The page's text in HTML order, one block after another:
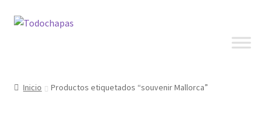
Inicio Productos etiquetados “souvenir Mallorca”